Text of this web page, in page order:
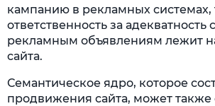
кампанию в рекламных системах,
ответственность за адекватность
рекламным объявлениям лежит
сайта.
Семантическое ядро, которое
продвижения сайта, может также